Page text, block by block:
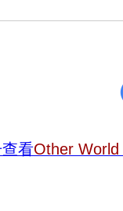
看Other